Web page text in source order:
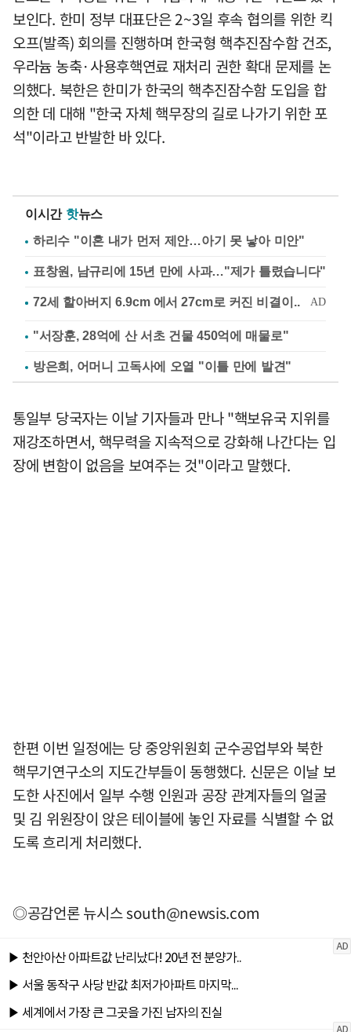
보인다. 한미 정부 대표단은 2~3일 후속 협의를 위한 킥
오프(발족) 회의를 진행하며 한국형 핵추진잠수함 건조,
우라늄 농축·사용후핵연료 재처리 권한 확대 문제를 논
의했다. 북한은 한미가 한국의 핵추진잠수함 도입을 합
의한 데 대해 "한국 자체 핵무장의 길로 나가기 위한 포
석"이라고 반발한 바 있다.
이시간 핫뉴스
하리수 "이혼 내가 먼저 제안…아기 못 낳아 미안"
표창원, 남규리에 15년 만에 사과…"제가 틀렸습니다"
"서장훈, 28억에 산 서초 건물 450억에 매물로"
방은희, 어머니 고독사에 오열 "이틀 만에 발견"
통일부 당국자는 이날 기자들과 만나 "핵보유국 지위를
재강조하면서, 핵무력을 지속적으로 강화해 나간다는 입
장에 변함이 없음을 보여주는 것"이라고 말했다.
한편 이번 일정에는 당 중앙위원회 군수공업부와 북한
핵무기연구소의 지도간부들이 동행했다. 신문은 이날 보
도한 사진에서 일부 수행 인원과 공장 관계자들의 얼굴
및 김 위원장이 앉은 테이블에 놓인 자료를 식별할 수 없
도록 흐리게 처리했다.
◎공감언론 뉴시스south@newsis.com